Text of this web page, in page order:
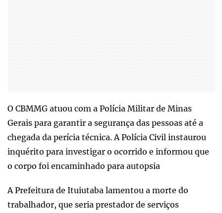
O CBMMG atuou com a Polícia Militar de Minas
Gerais para garantir a segurança das pessoas até a
chegada da perícia técnica. A Polícia Civil instaurou
inquérito para investigar o ocorrido e informou que
o corpo foi encaminhado para autopsia
A Prefeitura de Ituiutaba lamentou a morte do
trabalhador, que seria prestador de serviços